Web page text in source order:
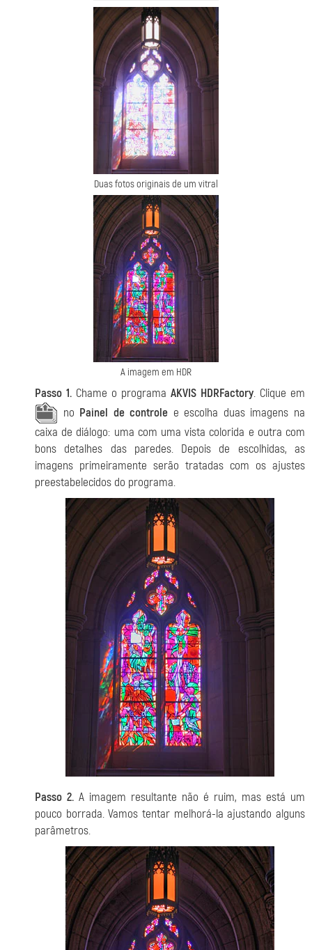
Duas fotos originais de um vitral
A imagem em HDR
Passo 1. Chame o programa AKVIS HDRFactory. Clique em
no Painel de controle e escolha duas imagens na
caixa de diálogo: uma com uma vista colorida e outra com
bons detalhes das paredes. Depois de escolhidas, as
imagens primeiramente serão tratadas com os ajustes
preestabelecidos do programa.
Passo 2. A imagem resultante não é ruim, mas está um
pouco borrada. Vamos tentar melhorá-la ajustando alguns
parâmetros.